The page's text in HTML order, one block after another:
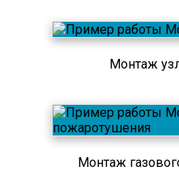
Монтаж
Монтаж